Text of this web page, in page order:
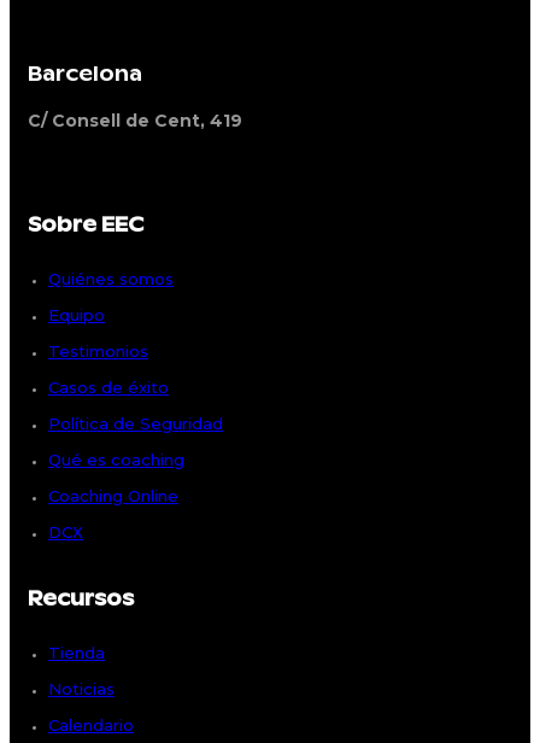
Barcelona
C/ Consell de Cent, 419
Sobre EEC
Quiénes somos
Equipo
Testimonios
Casos de éxito
Política de Seguridad
Qué es coaching
Coaching Online
DCX
Recursos
Tienda
Noticias
Calendario